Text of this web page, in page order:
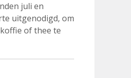
juli en
uitgenodigd, om
of thee te